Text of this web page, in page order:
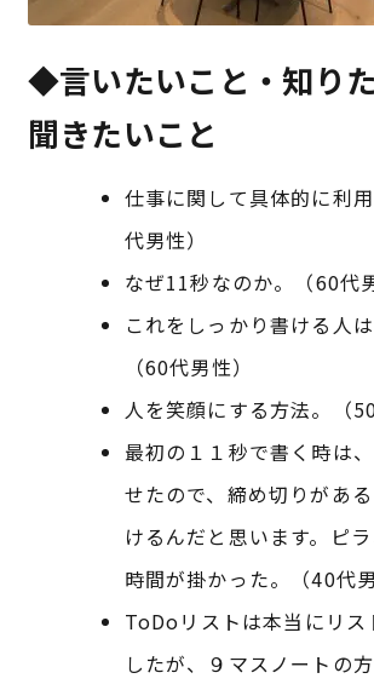
◆言いたいこと・知り
聞きたいこと
仕事に関して具体的に利
代男性）
なぜ11秒なのか。（60代
これをしっかり書ける人
（60代男性）
人を笑顔にする方法。（50
最初の１１秒で書く時は
せたので、締め切りがあ
けるんだと思います。ピ
時間が掛かった。（40代男
ToDoリストは本当にリス
したが、９マスノートの